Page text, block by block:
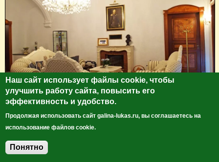
Наш сайт использует файлы cookie, чтобы
улучшить работу сайта, повысить его
эффективность и удобство.
Продолжая использовать сайт galina-lukas.ru, вы соглашаетесь на
использование файлов cookie.
Понятно